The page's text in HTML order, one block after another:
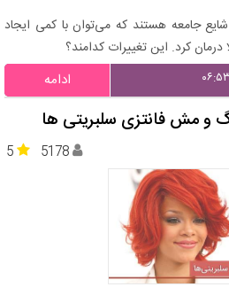
جامعه هستند که می‌توان با کمی ایجاد
درمان کرد. این تغییرات کدامند؟
ادامه
و مش فانتزی سلبریتی ها
5 5178